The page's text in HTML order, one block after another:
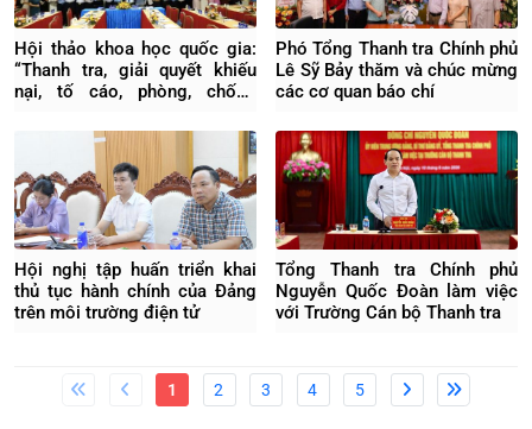
Hội thảo khoa học quốc gia:
“Thanh tra, giải quyết khiếu
nại, tố cáo, phòng, chống
trong kỷ nguyên mới”
Phó Tổng Thanh tra Chính phủ
Lê Sỹ Bảy thăm và chúc mừng
các cơ quan báo chí
Hội nghị tập huấn triển khai
thủ tục hành chính của Đảng
trên môi trường điện tử
Tổng Thanh tra Chính phủ
Nguyễn Quốc Đoàn làm việc
với Trường Cán bộ Thanh tra
1 2 3 4 5